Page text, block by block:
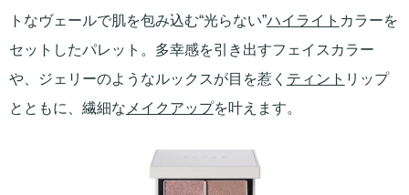
トなヴェールで肌を包み込む“光らない”ハイライト カラーを
セットしたパレット。多幸感を引き出すフェイスカラー
や、ジェリーのようなルックスが目を惹く ティント リップ
とともに、繊細な メイクアップを叶えます。